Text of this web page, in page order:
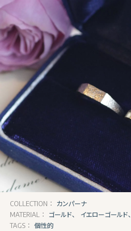
COLLECTION： カンパーナ
MATERIAL： ゴールド、 イエローゴールド、
TAGS： 個性的